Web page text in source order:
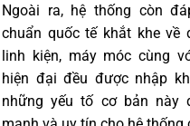
Ngoài ra, hệ thống còn
chuẩn quốc tế khắt khe về
linh kiện, máy móc cùng
hiện đại đều được nhập
những yếu tố cơ bản này